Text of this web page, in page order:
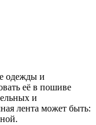
одежды и
её в пошиве
и
лента может быть: